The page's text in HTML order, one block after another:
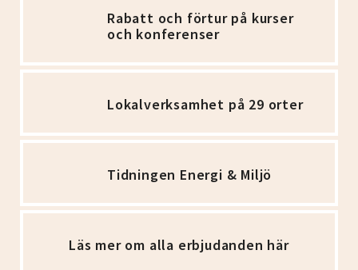
Rabatt och förtur på kurser
och konferenser
Lokalverksamhet på 29 orter
Tidningen Energi & Miljö
Läs mer om alla erbjudanden här